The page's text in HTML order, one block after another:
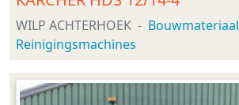
WILP ACHTERHOEK
Bouwmateriaal
Reinigingsmachines